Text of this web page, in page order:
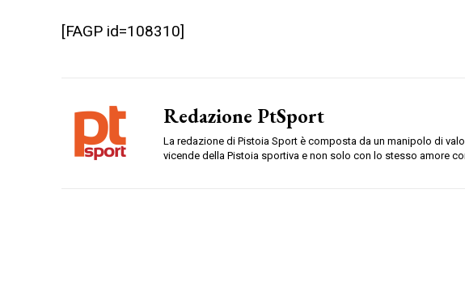
[FAGP id=108310]
Redazione PtSport
La redazione di Pistoia Sport è composta da un manipolo di
vicende della Pistoia sportiva e non solo con lo stesso amore